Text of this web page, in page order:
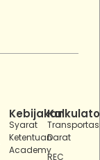
Kebijakan
Syarat
Ketentuan
Academy
Darat
REC